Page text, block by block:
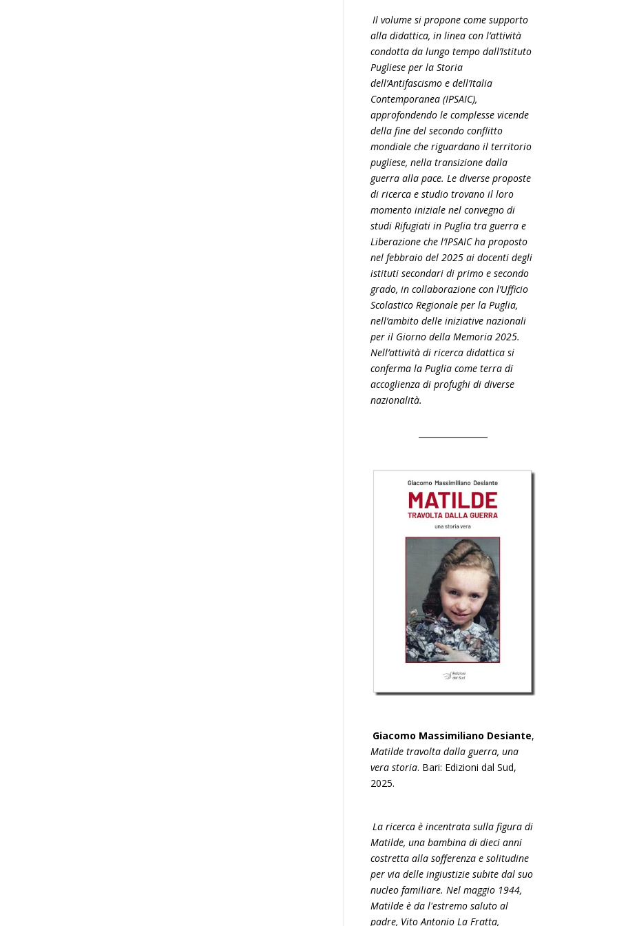
Il volume si propone come supporto
alla didattica, in linea con l’attività
condotta da lungo tempo dall’Istituto
Pugliese per la Storia
dell’Antifascismo e dell’Italia
Contemporanea (IPSAIC),
approfondendo le complesse vicende
della fine del secondo conflitto
mondiale che riguardano il territorio
pugliese, nella transizione dalla
guerra alla pace. Le diverse proposte
di ricerca e studio trovano il loro
momento iniziale nel convegno di
studi Rifugiati in Puglia tra guerra e
Liberazione che l’IPSAIC ha proposto
nel febbraio del 2025 ai docenti degli
istituti secondari di primo e secondo
grado, in collaborazione con l’Ufficio
Scolastico Regionale per la Puglia,
nell’ambito delle iniziative nazionali
per il Giorno della Memoria 2025.
Nell’attività di ricerca didattica si
conferma la Puglia come terra di
accoglienza di profughi di diverse
nazionalità.
Giacomo Massimiliano Desiante,
Matilde travolta dalla guerra, una
vera storia. Bari: Edizioni dal Sud,
2025.
La ricerca è incentrata sulla figura di
Matilde, una bambina di dieci anni
costretta alla sofferenza e solitudine
per via delle ingiustizie subite dal suo
nucleo familiare. Nel maggio 1944,
Matilde è da l'estremo saluto al
padre, Vito Antonio La Fratta,